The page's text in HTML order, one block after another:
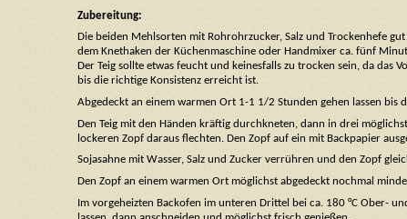
Zubereitung:
Die beiden Mehlsorten mit Rohrohrzucker, Salz und Trockenhefe
dem Knethaken der Küchenmaschine oder Handmixer ca. fünf
Der Teig sollte etwas feucht und keinesfalls zu trocken sein, da das
bis die richtige Konsistenz erreicht ist.
Abgedeckt an einem warmen Ort 1-1 1/2 Stunden gehen lassen bis
Den Teig mit den Händen kräftig durchkneten, dann in drei
lockeren Zopf daraus flechten. Den Zopf auf ein mit Backpapier
Sojasahne mit Wasser, Salz und Zucker verrühren und den Zopf
Den Zopf an einem warmen Ort möglichst abgedeckt nochmal
Im vorgeheizten Backofen im unteren Drittel bei ca. 180 °C Ober-